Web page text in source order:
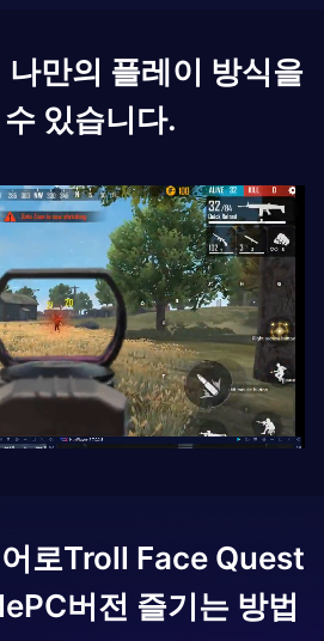
나만의 플레이 방식을
있습니다.
로Troll Face Quest
PC버전 즐기는 방법